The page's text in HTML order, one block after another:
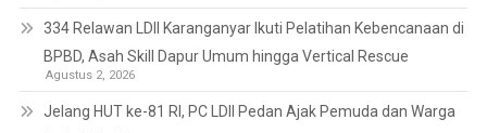
334 Relawan LDII Karanganyar Ikuti Pelatihan Kebencanaan di
BPBD, Asah Skill Dapur Umum hingga Vertical Rescue
Agustus 2, 2026
Jelang HUT ke-81 RI, PC LDII Pedan Ajak Pemuda dan Warga